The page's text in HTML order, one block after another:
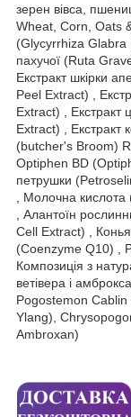
зерен вівса,
Wheat, Corn, Oats
(Glycyrrhiza Glabra
пахучої (Ruta
Екстракт шкірки
Peel Extract) ,
Extract) , Екстракт
Extract) , Екстракт
(butcher's Broom)
Optiphen BD
петрушки
, Молочна
, Алантоїн
Cell Extract) ,
(Coenzyme Q10) ,
Композиція з
ветівера і
Pogostemon
Ylang),
Ambroxan)